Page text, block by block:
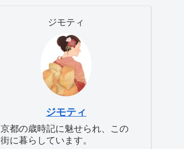
ジモティ
ジモティ
京都の歳時記に魅せられ、この
街に暮らしています。